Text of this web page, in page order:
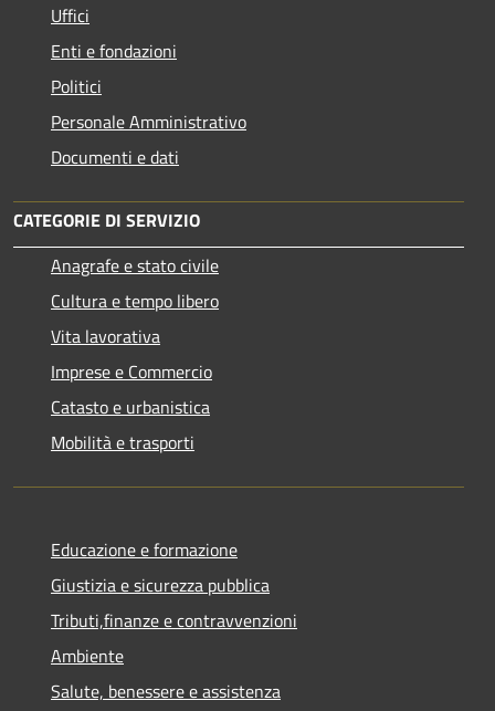
Uffici
Enti e fondazioni
Politici
Personale Amministrativo
Documenti e dati
CATEGORIE DI SERVIZIO
Anagrafe e stato civile
Cultura e tempo libero
Vita lavorativa
Imprese e Commercio
Catasto e urbanistica
Mobilità e trasporti
Educazione e formazione
Giustizia e sicurezza pubblica
Tributi,finanze e contravvenzioni
Ambiente
Salute, benessere e assistenza